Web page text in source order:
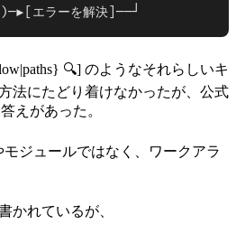
エラーを解決]──┘
🔍] のようなそれらしいキ
法にたどり着けなかったが、公式
えがあった。
モジュールではなく、ワークアラ
かれているが、